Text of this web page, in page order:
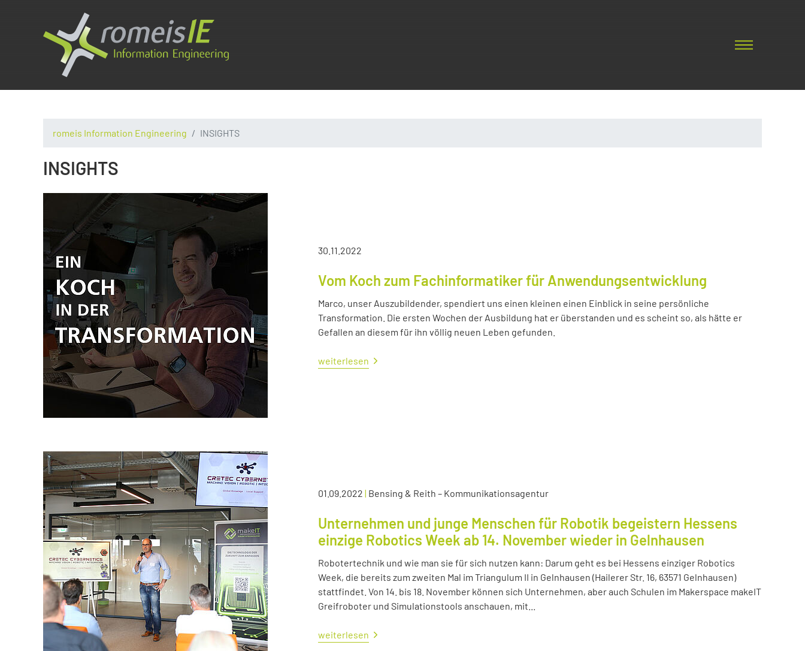
romeis Information Engineering INSIGHTS
INSIGHTS
30.11.2022
Vom Koch zum Fachinformatiker für Anwendungsentwicklung
Marco, unser Auszubildender, spendiert uns einen kleinen einen Einblick in seine persönliche
Transformation. Die ersten Wochen der Ausbildung hat er überstanden und es scheint so, als hätte er
Gefallen an diesem für ihn völlig neuen Leben gefunden.
weiterlesen
01.09.2022 | Bensing & Reith – Kommunikationsagentur
Unternehmen und junge Menschen für Robotik begeistern Hessens
einzige Robotics Week ab 14. November wieder in Gelnhausen
Robotertechnik und wie man sie für sich nutzen kann: Darum geht es bei Hessens einziger Robotics
Week, die bereits zum zweiten Mal im Triangulum II in Gelnhausen (Hailerer Str. 16, 63571 Gelnhausen)
stattfindet. Von 14. bis 18. November können sich Unternehmen, aber auch Schulen im Makerspace makeIT
Greifroboter und Simulationstools anschauen, mit...
weiterlesen